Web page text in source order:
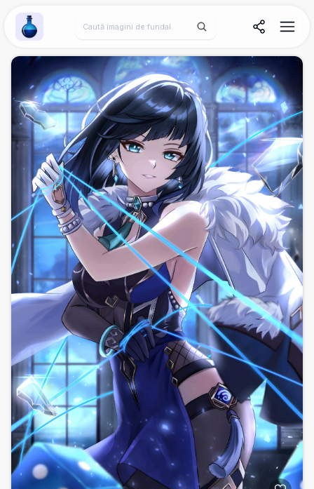
Wallpaper Alchemy